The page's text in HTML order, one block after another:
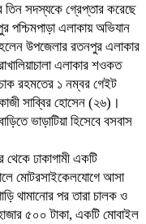
তিন সদস্যকে গ্রেপ্তার করেছে
এলাকায় অভিযান
হলেন উপজেলার রতনপুর এলাকার
এলাকার শওকত
রহমতের ১ নম্বর গেইট
সাব্বির হোসেন (২৬)।
ভাড়াটিয়া হিসেবে বসবাস
ঢাকাগামী একটি
মোটরসাইকেলযোগে আসা
থামানোর পর তারা চালক ও
৫০০ টাকা, একটি মোবাইল